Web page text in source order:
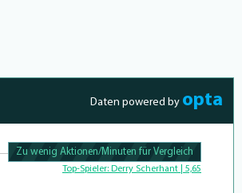
Daten powered by opta
100.47619047619% Complete
Zu wenig Aktionen/Minuten für Vergleich
Top-Spieler: Derry Scherhant | 5,65